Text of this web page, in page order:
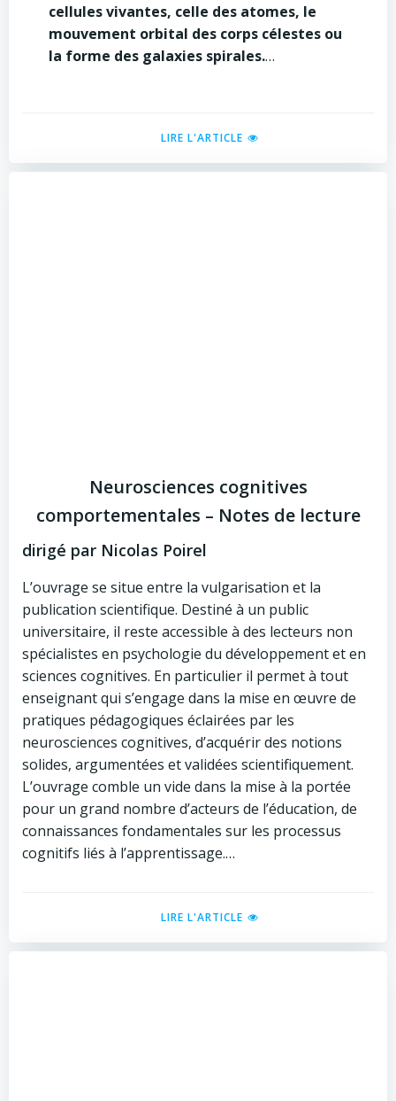
cellules vivantes, celle des atomes, le
mouvement orbital des corps célestes ou
la forme des galaxies spirales.…
LIRE L'ARTICLE
Neurosciences cognitives
comportementales – Notes de lecture
dirigé par Nicolas Poirel
L’ouvrage se situe entre la vulgarisation et la
publication scientifique. Destiné à un public
universitaire, il reste accessible à des lecteurs non
spécialistes en psychologie du développement et en
sciences cognitives. En particulier il permet à tout
enseignant qui s’engage dans la mise en œuvre de
pratiques pédagogiques éclairées par les
neurosciences cognitives, d’acquérir des notions
solides, argumentées et validées scientifiquement.
L’ouvrage comble un vide dans la mise à la portée
pour un grand nombre d’acteurs de l’éducation, de
connaissances fondamentales sur les processus
cognitifs liés à l’apprentissage.…
LIRE L'ARTICLE